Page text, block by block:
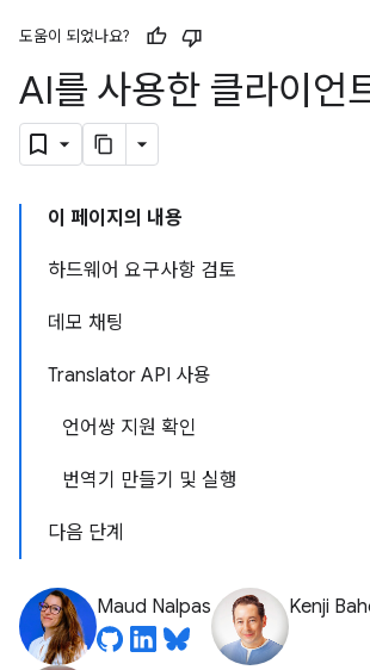
도움이 되었나요?
AI를 사용한 클라이언
이 페이지의 내용
하드웨어 요구사항 검토
데모 채팅
Translator API 사용
언어쌍 지원 확인
번역기 만들기 및 실행
다음 단계
Maud Nalpas Kenji